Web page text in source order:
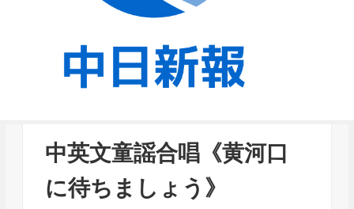
中英文童謡合唱《黄河口
に待ちましょう》